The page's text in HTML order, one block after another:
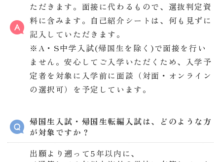
ただきます。面接に代わるもので、選抜判定資
料に含みます。自己紹介シートは、何も見ずに
記入していただきます。
※A・S中学入試(帰国生を除く )で面接を行い
ません。安心してご入学いただくため、入学予
定者を対象に入学前に面談 （対面・オンライン
の選択可） を予定しています。
帰国生入試・帰国生転編入試は、どのような方
が対象ですか？
出願より遡って5年以内に、